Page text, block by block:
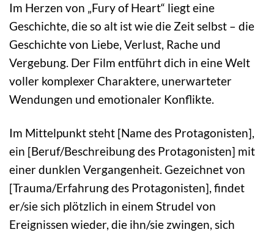
Im Herzen von „Fury of Heart“ liegt eine
Geschichte, die so alt ist wie die Zeit selbst – die
Geschichte von Liebe, Verlust, Rache und
Vergebung. Der Film entführt dich in eine Welt
voller komplexer Charaktere, unerwarteter
Wendungen und emotionaler Konflikte.
Im Mittelpunkt steht [Name des Protagonisten],
ein [Beruf/Beschreibung des Protagonisten] mit
einer dunklen Vergangenheit. Gezeichnet von
[Trauma/Erfahrung des Protagonisten], findet
er/sie sich plötzlich in einem Strudel von
Ereignissen wieder, die ihn/sie zwingen, sich